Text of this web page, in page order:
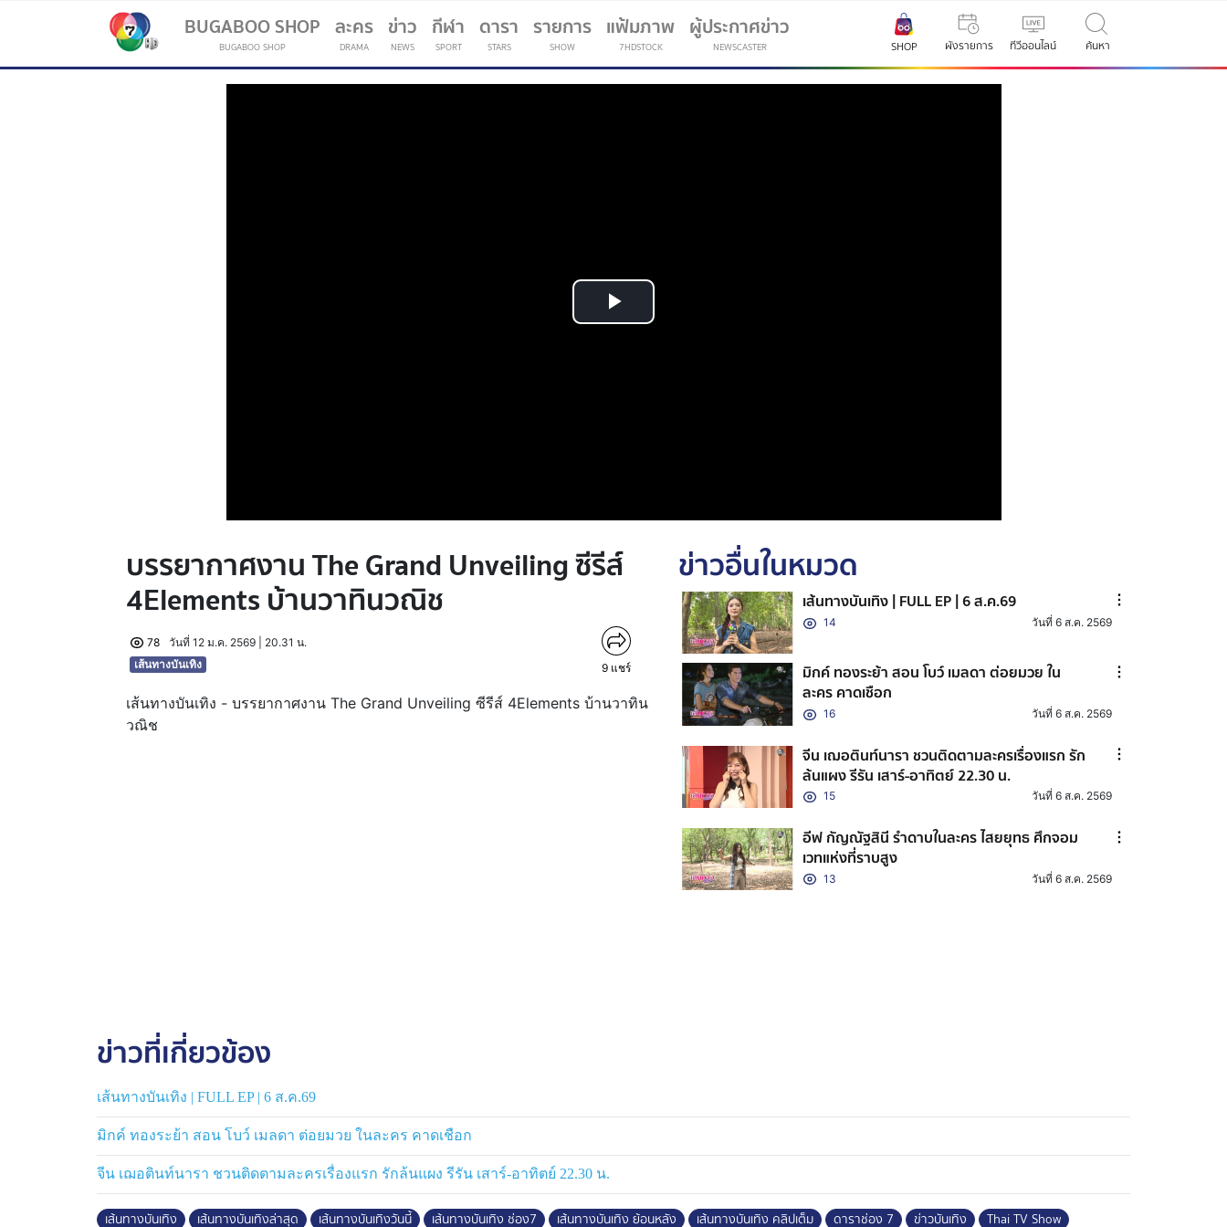
BUGABOO SHOP
BUGABOO SHOP
ละคร
DRAMA
ข่าว
NEWS
กีฬา
SPORT
(current)
ดารา
STARS
รายการ
SHOW
แฟ้มภาพ
7HDSTOCK
ผู้ประกาศข่าว
NEWSCASTER SHOP ผังรายการ ทีวีออนไลน์ ค้นหา
Play
บรรยากาศงาน The Grand Unveiling ซีรีส์
4Elements บ้านวาทินวณิช
78
วันที่ 12 ม.ค. 2569 | 20.31 น.
เส้นทางบันเทิง
9 แชร์
เส้นทางบันเทิง - บรรยากาศงาน The Grand Unveiling ซีรีส์ 4Elements บ้านวาทิน
วณิช
ข่าวอื่นในหมวด
เส้นทางบันเทิง | FULL EP | 6 ส.ค.69
14 วันที่ 6 ส.ค. 2569
มิกค์ ทองระย้า สอน โบว์ เมลดา ต่อยมวย ใน
ละคร คาดเชือก
16 วันที่ 6 ส.ค. 2569
จีน เฌอตินท์นารา ชวนติดตามละครเรื่องแรก รัก
ล้นแผง รีรัน เสาร์-อาทิตย์ 22.30 น.
15 วันที่ 6 ส.ค. 2569
อีฟ กัญณัฐสินี รำดาบในละคร ไสยยุทธ ศึกจอม
เวทแห่งที่ราบสูง
13 วันที่ 6 ส.ค. 2569
ข่าวที่เกี่ยวข้อง
เส้นทางบันเทิง | FULL EP | 6 ส.ค.69
มิกค์ ทองระย้า สอน โบว์ เมลดา ต่อยมวย ในละคร คาดเชือก
จีน เฌอตินท์นารา ชวนติดตามละครเรื่องแรก รักล้นแผง รีรัน เสาร์-อาทิตย์ 22.30 น.
เส้นทางบันเทิง เส้นทางบันเทิงล่าสุด เส้นทางบันเทิงวันนี้ เส้นทางบันเทิง ช่อง7 เส้นทางบันเทิง ย้อนหลัง เส้นทางบันเทิง คลิปเต็ม ดาราช่อง 7 ข่าวบันเทิง Thai TV Show